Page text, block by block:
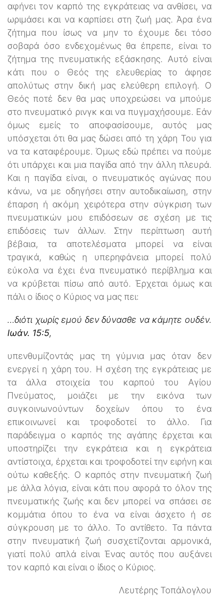
αφήνει τον καρπό της εγκράτειας να ανθίσει, να
ωριμάσει και να καρπίσει στη ζωή μας. Άρα ένα
ζήτημα που ίσως να μην το έχουμε δει τόσο
σοβαρά όσο ενδεχομένως θα έπρεπε, είναι το
ζήτημα της πνευματικής εξάσκησης. Αυτό είναι
κάτι που ο Θεός της ελευθερίας το άφησε
απολύτως στην δική μας ελεύθερη επιλογή. Ο
Θεός ποτέ δεν θα μας υποχρεώσει να μπούμε
στο πνευματικό ρινγκ και να πυγμαχήσουμε. Εάν
όμως εμείς το αποφασίσουμε, αυτός μας
υπόσχεται ότι θα μας δώσει από τη χάρη Του για
να τα καταφέρουμε. Όμως εδώ πρέπει να πούμε
ότι υπάρχει και μια παγίδα από την άλλη πλευρά.
Και η παγίδα είναι, ο πνευματικός αγώνας που
κάνω, να με οδηγήσει στην αυτοδικαίωση, στην
έπαρση ή ακόμη χειρότερα στην σύγκριση των
πνευματικών μου επιδόσεων σε σχέση με τις
επιδόσεις των άλλων. Στην περίπτωση αυτή
βέβαια, τα αποτελέσματα μπορεί να είναι
τραγικά, καθώς η υπερηφάνεια μπορεί πολύ
εύκολα να έχει ένα πνευματικό περίβλημα και
να κρύβεται πίσω από αυτό. Έρχεται όμως και
πάλι ο ίδιος ο Κύριος να μας πει:
...διότι χωρίς εμού δεν δύνασθε να κάμητε ουδέν.
Ιωάν. 15:5,
υπενθυμίζοντάς μας τη γύμνια μας όταν δεν
ενεργεί η χάρη του. Η σχέση της εγκράτειας με
τα άλλα στοιχεία του καρπού του Αγίου
Πνεύματος, μοιάζει με την εικόνα των
συγκοινωνούντων δοχείων όπου το ένα
επικοινωνεί και τροφοδοτεί το άλλο. Για
παράδειγμα ο καρπός της αγάπης έρχεται και
υποστηρίζει την εγκράτεια και η εγκράτεια
αντίστοιχα, έρχεται και τροφοδοτεί την ειρήνη και
ούτω καθεξής. Ο καρπός στην πνευματική ζωή
με άλλα λόγια, είναι κάτι που αφορά το όλον της
πνευματικής ζωής και δεν μπορεί να σπάσει σε
κομμάτια όπου το ένα να είναι άσχετο ή σε
σύγκρουση με το άλλο. Το αντίθετο. Τα πάντα
στην πνευματική ζωή συσχετίζονται αρμονικά,
γιατί πολύ απλά είναι Ένας αυτός που αυξάνει
τον καρπό και είναι ο ίδιος ο Κύριος.
Λευτέρης Τοπάλογλου